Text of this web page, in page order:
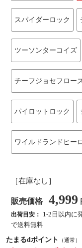
スパイダーロック
ツーソンターコイズ
チーフジョセフロー
パイロットロック
ワイルドランドヒー
［在庫なし］
販売価格 4,999
出荷目安：
1-2日以内
で送料無料
たまるdポイント
（通常）